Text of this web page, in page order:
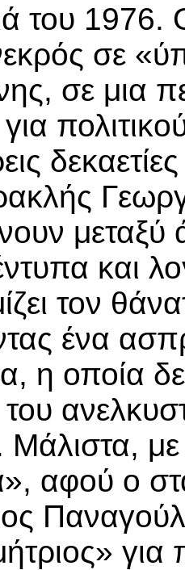
του 1976.
σε
σε μια
μεταξύ
και
τον
ένα
η οποία
Μάλιστα,
αφού ο
για